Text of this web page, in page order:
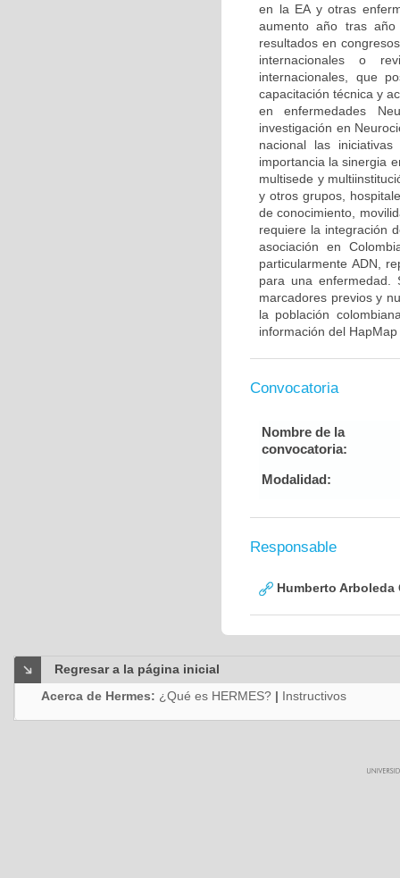
en la EA y otras
aumento año tras año
resultados en
internacionales o
internacionales, que
capacitación técnica y
en enfermedades
investigación en
nacional las
importancia la sinergia
multisede y
y otros grupos,
de conocimiento,
requiere la integración
asociación en
particularmente ADN,
para una enfermedad.
marcadores previos y
la población
información del
Convocatoria
Nombre de la
convocatoria:
Modalidad:
Responsable
Humberto Arboleda
Regresar a la página inicial
Acerca de Hermes: ¿Qué es HERMES? | Instructivos